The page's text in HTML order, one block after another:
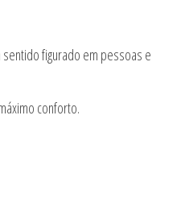
figurado em pessoas e
conforto.